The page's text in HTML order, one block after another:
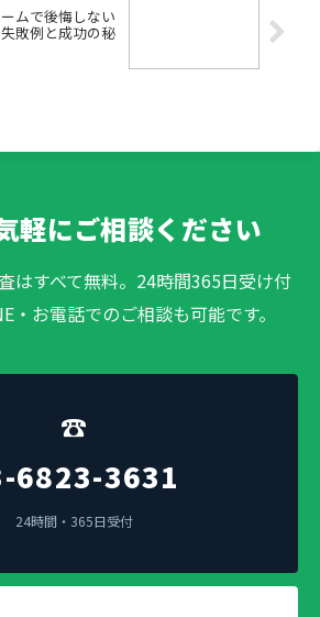
ムで後悔しない
敗例と成功の秘
軽にご相談ください
はすべて無料。24時間365日受け付
・お電話でのご相談も可能です。
☎
6823-3631
24時間・365日受付